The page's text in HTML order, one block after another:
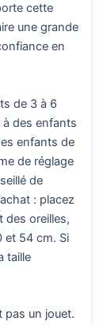
cette
une grande
en
de 3 à 6
des enfants
enfants de
de réglage
de
: placez
des oreilles,
et 54 cm. Si
taille
pas un jouet.